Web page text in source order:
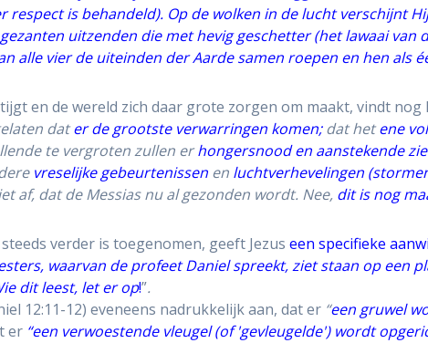
respect is behandeld). Op de wolken in de lucht verschijnt
uitzenden die met hevig geschetter (het lawaai van
alle vier de uiteinden der Aarde samen roepen en hen als
en de wereld zich daar grote zorgen om maakt, vindt nog
dater de grootste verwarringen komen;dat hetene
te vergroten zullen erhongersnood en aanstekende
vreselijke gebeurtenissenen luchtverhevelingen
af, dat de Messias nu al gezonden wordt. Nee, dit is nog
verder is toegenomen, geeft Jezus een specifieke
waarvan de profeet Daniel spreekt, ziet staan op een
dit leest, let er op!”.
12:11-12) eveneens nadrukkelijk aan, dat er “een gruwel
er “een verwoestende vleugel (of 'gevleugelde') wordt